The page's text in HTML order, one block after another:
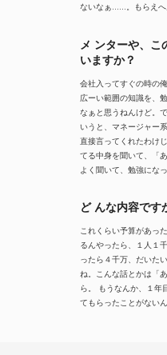
ないなぁ……。もらえへ
メ ンターや、
いますか？
会社入ってすぐの時の
広ーい範囲の知識を、
なぁと思うねんけど。
いうと、マネージャー
直接言ってくれたわけ
てる中身を聞いて、「
よく聞いて、勉強になっ
ど んな内容です
これくらい予算があっ
るんやったら、１人１
ったら４千万、だいた
ね。こんな話とかは「
ら。 もうなんか、１年
てもらったことがない